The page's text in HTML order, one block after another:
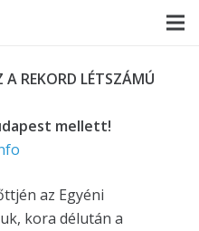
REKORD LÉTSZÁMÚ
mellett!
az Egyéni
kora délután a